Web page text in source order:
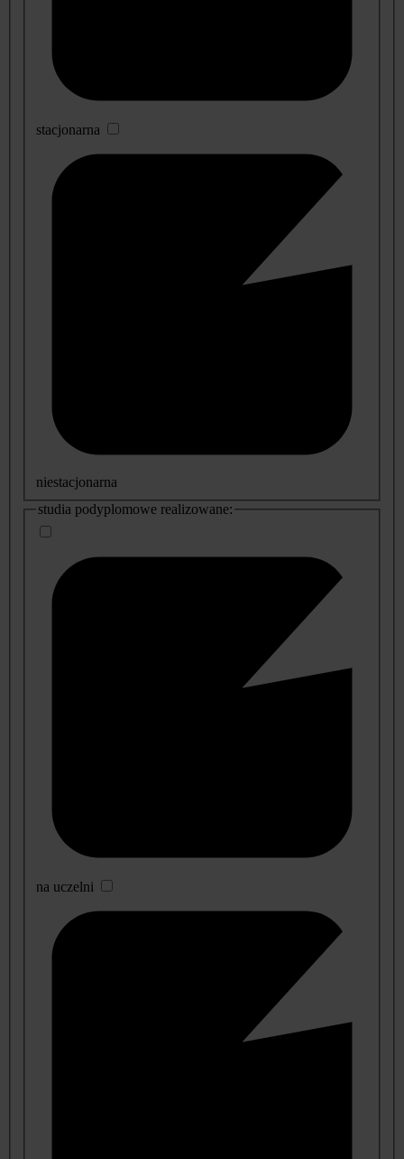
stacjonarna
niestacjonarna
studia podyplomowe realizowane:
na uczelni